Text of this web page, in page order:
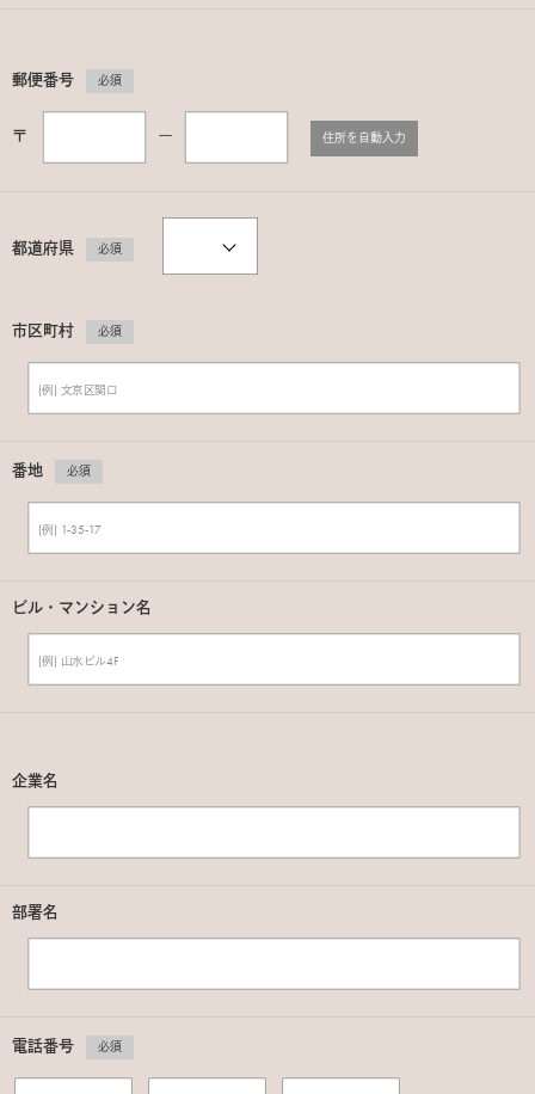
郵便番号 必須
〒 ー 住所を自動入力
都道府県 必須
市区町村 必須
番地 必須
ビル・マンション名
企業名
部署名
電話番号 必須